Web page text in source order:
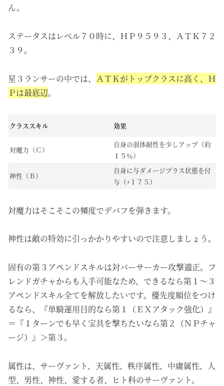
ん。
ステータスはレベル７０時に、ＨＰ９５９３、ＡＴＫ７２
３９。
星３ランサーの中では、 ＡＴＫがトップクラスに高く、Ｈ
Ｐは最底辺。
クラススキル 効果
対魔力（Ｃ）
自身の弱体耐性を少しアップ（約
１５％）
神性（Ｂ）
自身に与ダメージプラス状態を付
与（+１７５）
対魔力はそこそこの頻度でデバフを弾きます。
神性は敵の特効に引っかかりやすいので注意しましょう。
固有の第３アペンドスキルは対バーサーカー攻撃適正。フ
レンドガチャからも入手可能なため、できるなら第１～３
アペンドスキル全てを解放したいです。優先度順位をつけ
るなら、『単騎運用目的なら第１（ＥＸアタック強化）』
＝『１ターンでも早く宝具を撃ちたいなら第２（ＮＰチャ
ージ）』＞第３。
属性は、サーヴァント、天属性、秩序属性、中庸属性、人
型、男性、神性、愛する者、ヒト科のサーヴァント。